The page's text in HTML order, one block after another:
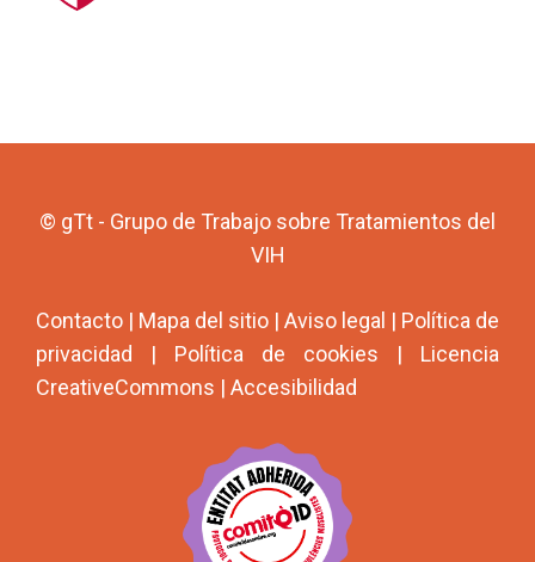
© gTt - Grupo de Trabajo sobre Tratamientos del
VIH
Contacto | Mapa del sitio | Aviso legal | Política de
privacidad | Política de cookies | Licencia
CreativeCommons | Accesibilidad